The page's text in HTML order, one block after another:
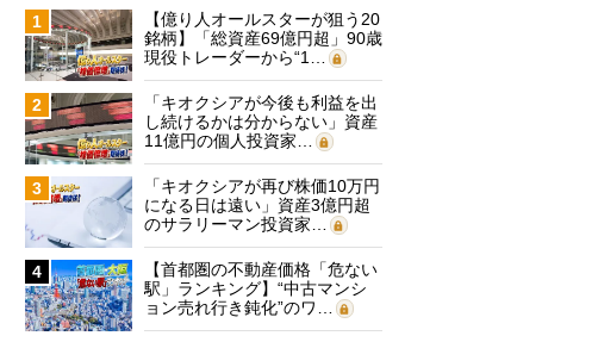
1
【億り人オールスターが狙う20
銘柄】「総資産69億円超」90歳
現役トレーダーから“1…
2
「キオクシアが今後も利益を出
し続けるかは分からない」資産
11億円の個人投資家…
3
「キオクシアが再び株価10万円
になる日は遠い」資産3億円超
のサラリーマン投資家…
4
【首都圏の不動産価格「危ない
駅」ランキング】“中古マンシ
ョン売れ行き鈍化”のワ…